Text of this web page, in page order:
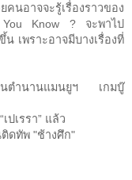
คนอาจจะรู้เรื่องราวของ
Know ? จะพาไป
เพราะอาจมีบางเรื่องที่
ตำนานแมนยูฯ เกมบู๊
ปเรรา” แล้ว
ติดทัพ "ช้างศึก"